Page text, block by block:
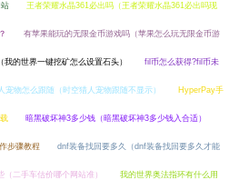
王者荣耀水晶361必出吗（王者荣耀水晶361必出吗现
有苹果能玩的无限金币游戏吗（苹果怎么玩无限金币游
的世界一键挖矿怎么设置石头） fil币怎么获得?fil币未
宠物怎么跟随（时空猎人宠物跟随不显示） HyperPay手
暗黑破坏神3多少钱（暗黑破坏神3多少钱入合适）
步骤教程 dnf装备找回要多久（dnf装备找回要多久才能
二手车估价哪个网站准） 我的世界奥法指环有什么用